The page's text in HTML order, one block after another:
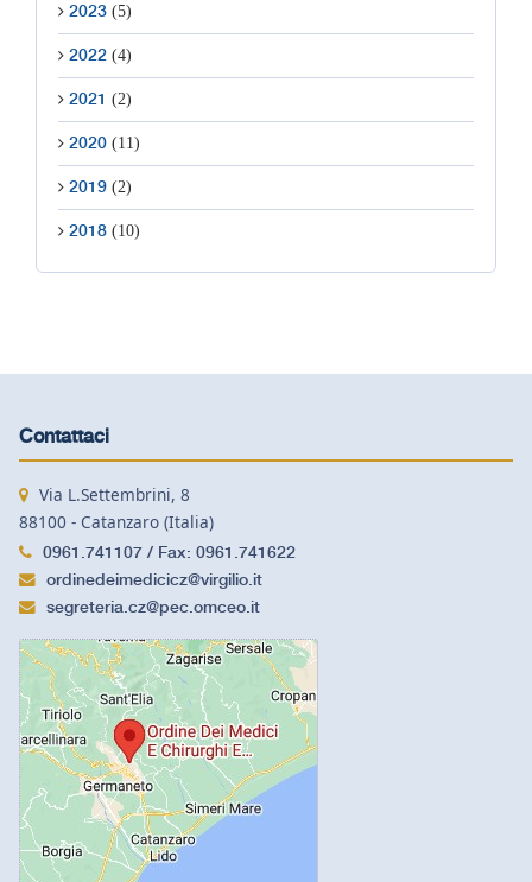
2023 (5)
2022 (4)
2021 (2)
2020 (11)
2019 (2)
2018 (10)
Contattaci
Via L.Settembrini, 8
88100 - Catanzaro (Italia)
0961.741107 / Fax: 0961.741622
ordinedeimedicicz@virgilio.it
segreteria.cz@pec.omceo.it